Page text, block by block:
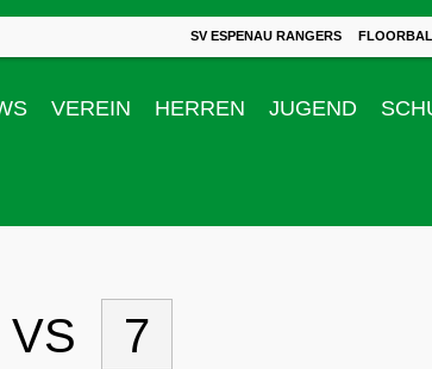
SV ESPENAU RANGERS
VEREIN HERREN JUGEND
VS 7